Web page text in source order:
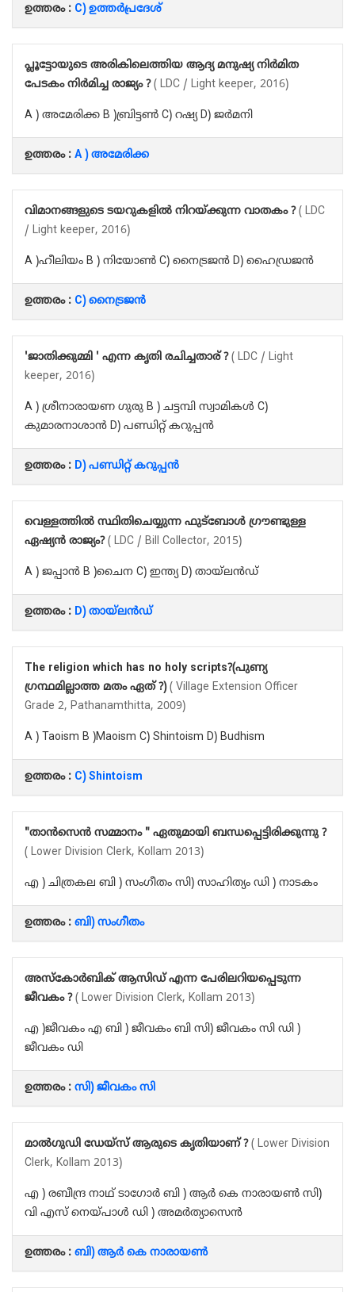
ഉത്തരം : C) ഉത്തർപ്രദേശ്
പ്ലൂട്ടോയുടെ അരികിലെത്തിയ ആദ്യ മനുഷ്യ നിർമിത
പേടകം നിർമിച്ച രാജ്യം ?( LDC / Light keeper, 2016)
A ) അമേരിക്ക B )ബ്രിട്ടൺ C) റഷ്യ D) ജർമനി
ഉത്തരം : A ) അമേരിക്ക
വിമാനങ്ങളുടെ ടയറുകളിൽ നിറയ്ക്കുന്ന വാതകം ?( LDC
/ Light keeper, 2016)
A )ഹീലിയം B ) നിയോൺ C) നൈട്രജൻ D) ഹൈഡ്രജൻ
ഉത്തരം : C) നൈട്രജൻ
'ജാതിക്കുമ്മി ' എന്ന കൃതി രചിച്ചതാര് ?( LDC / Light
keeper, 2016)
A ) ശ്രീനാരായണ ഗുരു B ) ചട്ടമ്പി സ്വാമികൾ C)
കുമാരനാശാൻ D) പണ്ഡിറ്റ് കറുപ്പൻ
ഉത്തരം : D) പണ്ഡിറ്റ് കറുപ്പൻ
വെള്ളത്തിൽ സ്ഥിതിചെയ്യുന്ന ഫുട്ബോൾ ഗ്രൗണ്ടുള്ള
ഏഷ്യൻ രാജ്യം?( LDC / Bill Collector, 2015)
A ) ജപ്പാൻ B )ചൈന C) ഇന്ത്യ D) തായ്‌ലൻഡ്
ഉത്തരം : D) തായ്‌ലൻഡ്
The religion which has no holy scripts?(പുണ്യ
ഗ്രന്ഥമില്ലാത്ത മതം ഏത് ?)( Village Extension Officer
Grade 2, Pathanamthitta, 2009)
A ) Taoism B )Maoism C) Shintoism D) Budhism
ഉത്തരം : C) Shintoism
"താൻസെൻ സമ്മാനം " ഏതുമായി ബന്ധപ്പെട്ടിരിക്കുന്നു ?
( Lower Division Clerk, Kollam 2013)
എ ) ചിത്രകല ബി ) സംഗീതം സി) സാഹിത്യം ഡി ) നാടകം
ഉത്തരം : ബി) സംഗീതം
അസ്‌കോർബിക് ആസിഡ് എന്ന പേരിലറിയപ്പെടുന്ന
ജീവകം ?( Lower Division Clerk, Kollam 2013)
എ )ജീവകം എ ബി ) ജീവകം ബി സി) ജീവകം സി ഡി )
ജീവകം ഡി
ഉത്തരം : സി) ജീവകം സി
മാൽഗുഡി ഡേയ്‌സ് ആരുടെ കൃതിയാണ് ?( Lower Division
Clerk, Kollam 2013)
എ ) രബീന്ദ്ര നാഥ് ടാഗോർ ബി ) ആർ കെ നാരായൺ സി)
വി എസ് നെയ്‌പാൾ ഡി ) അമർത്യാസെൻ
ഉത്തരം : ബി) ആർ കെ നാരായൺ